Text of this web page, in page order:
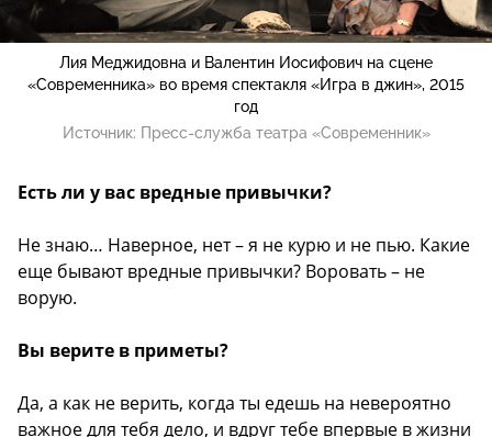
Лия Меджидовна и Валентин Иосифович на сцене
«Современника» во время спектакля «Игра в джин», 2015
год
Источник: Пресс-служба театра «Современник»
Есть ли у вас вредные привычки?
Не знаю… Наверное, нет – я не курю и не пью. Какие
еще бывают вредные привычки? Воровать – не
ворую.
Вы верите в приметы?
Да, а как не верить, когда ты едешь на невероятно
важное для тебя дело, и вдруг тебе впервые в жизни